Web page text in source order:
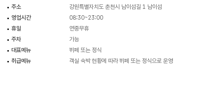
주소
강원특별자치도 춘천시 남이섬길 1 남이섬
영업시간
08:30~23:00
휴일
연중무휴
주차
가능
대표메뉴
뷔페 또는 정식
취급메뉴
객실 숙박 현황에 따라 뷔페 또는 정식으로 운영